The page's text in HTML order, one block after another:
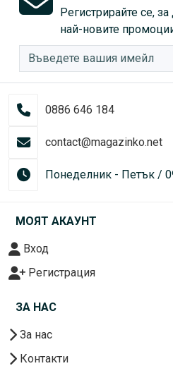
Регистрирайте се,
най-новите
0886 646 184
contact@magazinko.net
Понеделник - Петък /
МОЯТ АКАУНТ
Вход
Регистрация
ЗА НАС
За нас
Контакти